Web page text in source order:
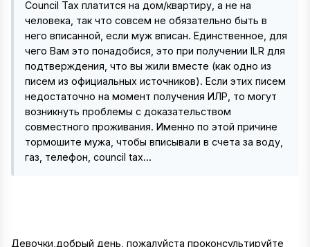
Council Tax платится на дом/квартиру, а не на
человека, так что совсем не обязательно быть в
него вписанной, если муж вписан. Единственное, для
чего Вам это понадобися, это при получении ILR для
подтверждения, что вы жили вместе (как одно из
писем из официальных источников). Если этих писем
недостаточно на момент получения ИЛР, то могут
возникнуть проблемы с доказательством
совместного проживания. Именно по этой причине
тормошите мужа, чтобы вписывали в счета за воду,
газ, телефон, council tax...
Девочки,добрый день, пожалуйста проконсультируйте